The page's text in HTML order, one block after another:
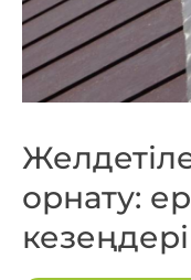
орнату:
кезеңдері